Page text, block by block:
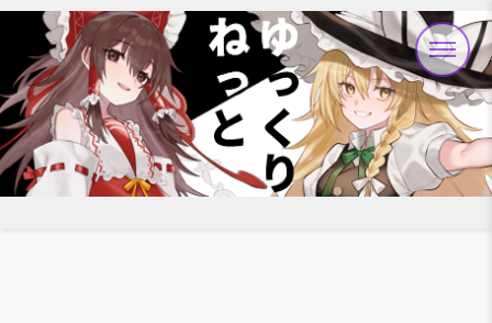
Skip
content